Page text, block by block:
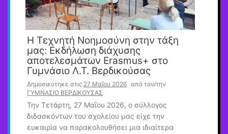
Η Τεχνητή Νοημοσύνη στην τάξη
μας: Εκδήλωση διάχυσης
αποτελεσμάτων Erasmus+ στο
Γυμνάσιο Λ.Τ. Βερδικούσας
Δημοσιεύτηκε στις 27 Μαΐου 2026 από τον/την
ΓΥΜΝΑΣΙΟ ΒΕΡΔΙΚΟΥΣΑΣ
Την Τετάρτη, 27 Μαΐου 2026, ο σύλλογος
διδασκόντων του σχολείου μας είχε την
ευκαιρία να παρακολουθήσει μια ιδιαίτερα